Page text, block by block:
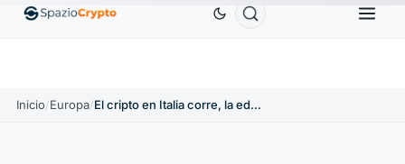
↑0.00% BNBBNB586,64 US$ USDC USDC0,9995 US$ XRP
Inicio/Europa/ El cripto en Italia corre, la educación financiera menos